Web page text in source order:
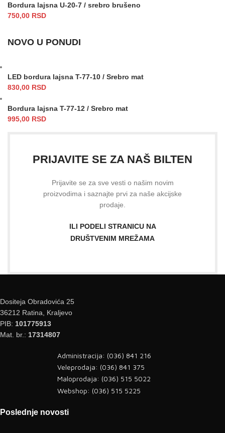
Bordura lajsna U-20-7 / srebro brušeno
750,00 RSD
NOVO U PONUDI
LED bordura lajsna T-77-10 / Srebro mat
830,00 RSD
Bordura lajsna T-77-12 / Srebro mat
995,00 RSD
PRIJAVITE SE ZA NAŠ BILTEN
Prijavite se za sve vesti o našim novim
proizvodima i saznajte prvi za naše akcijske
prodaje.
ILI PODELI STRANICU NA
DRUŠTVENIM MREŽAMA
Dositeja Obradovića 25
36212 Ratina, Kraljevo
PIB: 101775913
Mat. br.: 17314807
Administracija: (036) 841 216
Veleprodaja: (036) 841 375
Maloprodaja: (036) 515 5022
Webshop: (036) 515 5225
Poslednje novosti